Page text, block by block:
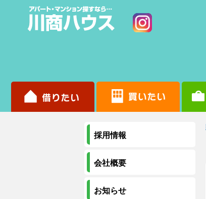
採用情報
会社概要
お知らせ